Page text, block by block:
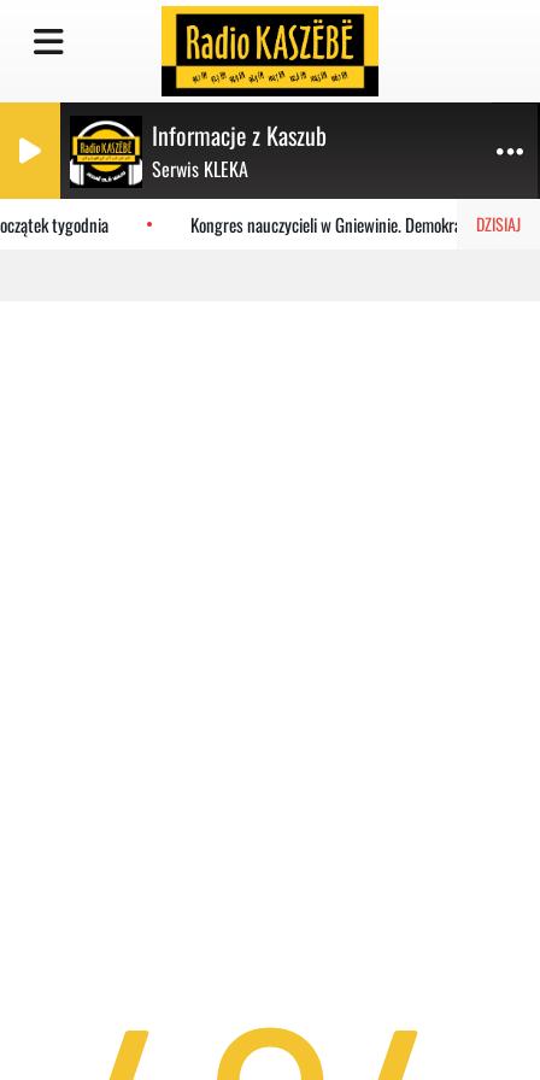
Informacje z Kaszub
Serwis KLEKA
DZISIAJ
tygodnia Kongres nauczycieli w Gniewinie. Demokracja i